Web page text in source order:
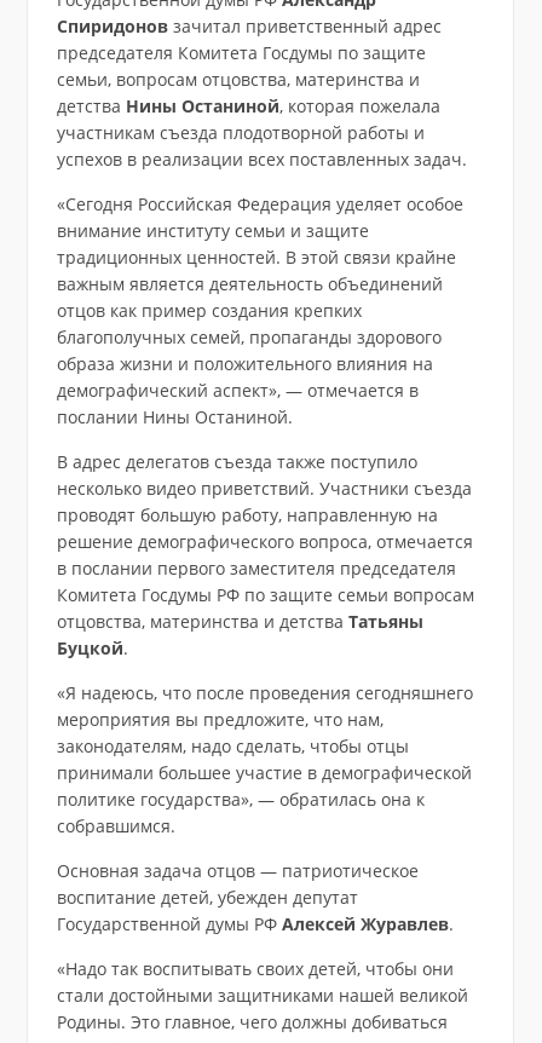
Спиридоновзачитал приветственный адрес
председателя Комитета Госдумы по защите
семьи, вопросам отцовства, материнства и
детства Нины Останиной, которая пожелала
участникам съезда плодотворной работы и
успехов в реализации всех поставленных задач.
«Сегодня Российская Федерация уделяет особое
внимание институту семьи и защите
традиционных ценностей. В этой связи крайне
важным является деятельность объединений
отцов как пример создания крепких
благополучных семей, пропаганды здорового
образа жизни и положительного влияния на
демографический аспект», — отмечается в
послании Нины Останиной.
В адрес делегатов съезда также поступило
несколько видео приветствий. Участники съезда
проводят большую работу, направленную на
решение демографического вопроса, отмечается
в послании первого заместителя председателя
Комитета Госдумы РФ по защите семьи вопросам
отцовства, материнства и детства Татьяны
Буцкой.
«Я надеюсь, что после проведения сегодняшнего
мероприятия вы предложите, что нам,
законодателям, надо сделать, чтобы отцы
принимали большее участие в демографической
политике государства», — обратилась она к
собравшимся.
Основная задача отцов — патриотическое
воспитание детей, убежден депутат
Государственной думы РФ Алексей Журавлев.
«Надо так воспитывать своих детей, чтобы они
стали достойными защитниками нашей великой
Родины. Это главное, чего должны добиваться